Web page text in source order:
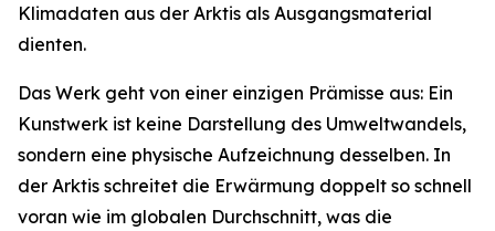
Klimadaten aus der Arktis als Ausgangsmaterial
dienten.
Das Werk geht von einer einzigen Prämisse aus: Ein
Kunstwerk ist keine Darstellung des Umweltwandels,
sondern eine physische Aufzeichnung desselben. In
der Arktis schreitet die Erwärmung doppelt so schnell
voran wie im globalen Durchschnitt, was die